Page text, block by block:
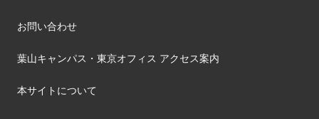
お問い合わせ
葉山キャンパス・東京オフィス アクセス案内
本サイトについて